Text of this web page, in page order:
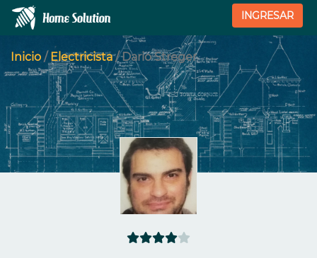
INGRESAR
Inicio / Electricista/ Dario Streger